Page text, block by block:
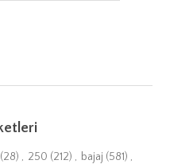
(28) , 250 (212) , bajaj (581) ,